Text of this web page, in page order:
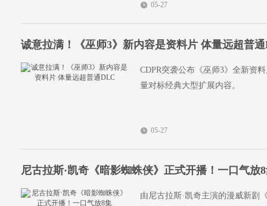
05-27
诚意拉满！《巫师3》新内容是资料片 体量远超普
CDPR突袭公布《巫师3》全新资
量对标经典大型扩展内容。
05-27
尼古拉斯·凯奇《暗影蜘蛛侠》正式开播！一口气放
由尼古拉斯·凯奇主演的漫威新剧